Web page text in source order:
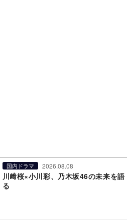
国内ドラマ 2026.08.08
川﨑桜×小川彩、乃木坂46の未来を語
る